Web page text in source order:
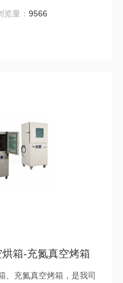
天、军工兵器、汽车船
护等研究应用领域也非常
览量：9566
箱-充氮真空烤箱
、充氮真空烤箱，是我司